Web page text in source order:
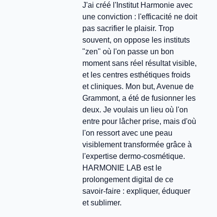
J'ai créé l'Institut Harmonie avec
une conviction : l'efficacité ne doit
pas sacrifier le plaisir. Trop
souvent, on oppose les instituts
"zen" où l'on passe un bon
moment sans réel résultat visible,
et les centres esthétiques froids
et cliniques. Mon but, Avenue de
Grammont, a été de fusionner les
deux. Je voulais un lieu où l'on
entre pour lâcher prise, mais d'où
l'on ressort avec une peau
visiblement transformée grâce à
l'expertise dermo-cosmétique.
HARMONIE LAB est le
prolongement digital de ce
savoir-faire : expliquer, éduquer
et sublimer.